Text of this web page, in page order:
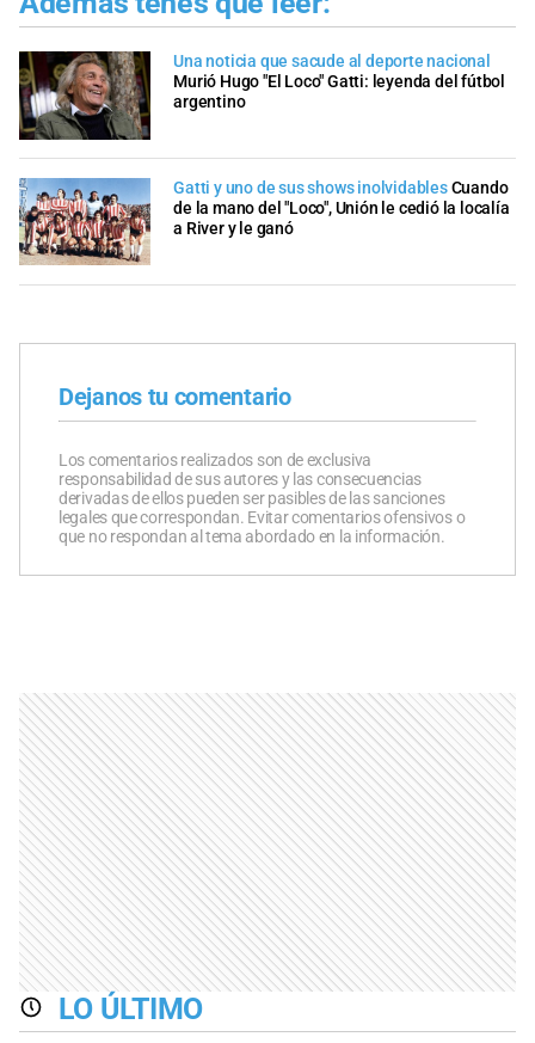
Una noticia que sacude al deporte nacional
Murió Hugo "El Loco" Gatti: leyenda del fútbol
argentino
Gatti y uno de sus shows inolvidablesCuando
de la mano del "Loco", Unión le cedió la localía
a River y le ganó
Dejanos tu comentario
Los comentarios realizados son de exclusiva
responsabilidad de sus autores y las consecuencias
derivadas de ellos pueden ser pasibles de las sanciones
legales que correspondan. Evitar comentarios ofensivos o
que no respondan al tema abordado en la información.
LO ÚLTIMO